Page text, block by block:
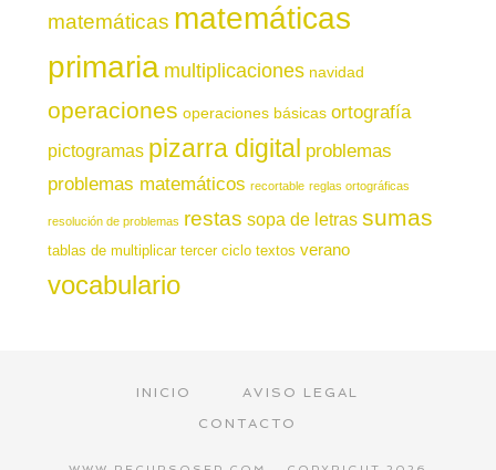
matemáticas matemáticas
primaria multiplicaciones navidad
operaciones operaciones básicas ortografía
pictogramas pizarra digital problemas
problemas matemáticos recortable reglas ortográficas
resolución de problemas restas sopa de letras sumas
tablas de multiplicar tercer ciclo textos verano
vocabulario
INICIO
AVISO LEGAL
CONTACTO